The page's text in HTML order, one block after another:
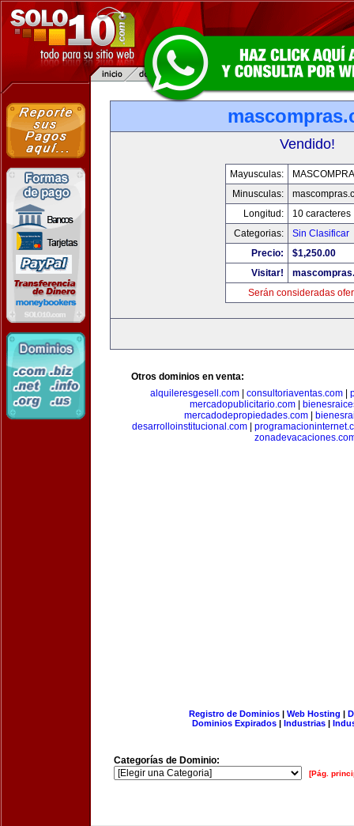
Vendido!
Mayusculas:
Minusculas:
Longitud:
10 caracteres
Categorias:
Sin Clasificar
Precio:
$1,250.00
Visitar!
Serán consideradas
Otros dominios en venta:
alquileresgesell.com
consultoriaventas.com
mercadopublicitario.com|
mercadodepropiedades.com
desarrolloinstitucional.com
Registro de Dominios| Web Hosting |
Dominios Expirados | Industrias |
Categorías de Dominio:
[Pág.